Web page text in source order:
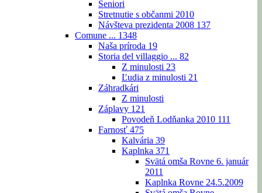
Seniori
Stretnutie s občanmi 2010
Návšteva prezidenta 2008 137
Comune ... 1348
Naša príroda 19
Storia del villaggio ... 82
Z minulosti 23
Ľudia z minulosti 21
Záhradkári
Z minulosti
Záplavy 121
Povodeň Lodňanka 2010 111
Farnosť 475
Kalvária 39
Kaplnka 371
Svätá omša Rovne 6. január
2011
Kaplnka Rovne 24.5.2009